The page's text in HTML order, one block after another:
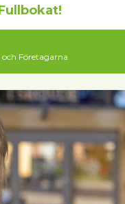
Företagarna